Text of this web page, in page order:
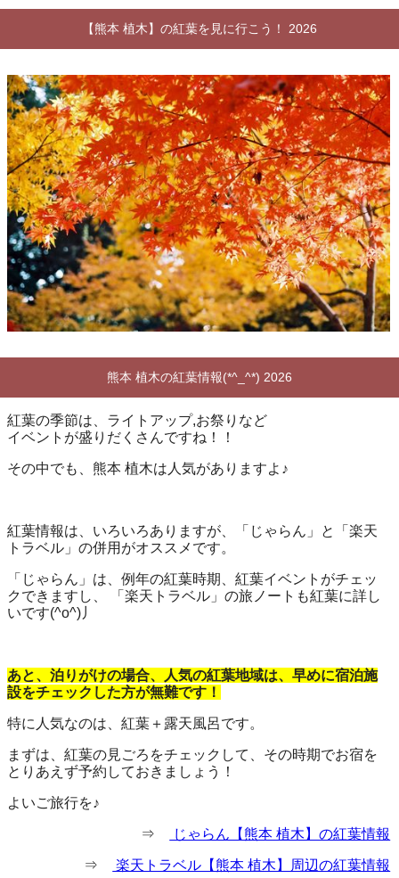
【熊本 植木】の紅葉を見に行こう！ 2026
熊本 植木の紅葉情報(*^_^*) 2026
紅葉の季節は、ライトアップ,お祭りなど
イベントが盛りだくさんですね！！
その中でも、熊本 植木は人気がありますよ♪
紅葉情報は、いろいろありますが、「じゃらん」と「楽天
トラベル」の併用がオススメです。
「じゃらん」は、例年の紅葉時期、紅葉イベントがチェッ
クできますし、 「楽天トラベル」の旅ノートも紅葉に詳し
いです(^o^)丿
あと、泊りがけの場合、人気の紅葉地域は、早めに宿泊施
設をチェックした方が無難です！
特に人気なのは、紅葉＋露天風呂です。
まずは、紅葉の見ごろをチェックして、その時期でお宿を
とりあえず予約しておきましょう！
よいご旅行を♪
⇒ じゃらん【熊本 植木】の紅葉情報
⇒ 楽天トラベル【熊本 植木】周辺の紅葉情報